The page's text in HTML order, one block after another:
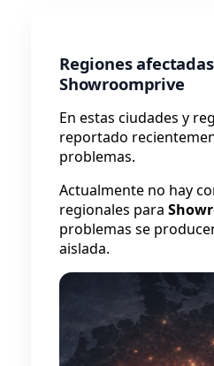
Regiones
Showroomprive
En estas ciudades y
reportado
problemas.
Actualmente no hay
regionales para
problemas se
aislada.